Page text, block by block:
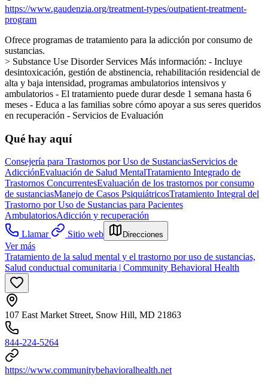
https://www.gaudenzia.org/treatment-types/outpatient-treatment-
program
Ofrece programas de tratamiento para la adicción por consumo de
sustancias.
> Substance Use Disorder Services Más información: - Incluye
desintoxicación, gestión de abstinencia, rehabilitación residencial de
alta y baja intensidad, programas ambulatorios intensivos y
ambulatorios - El tratamiento puede durar desde 1 semana hasta 6
meses - Educa a las familias sobre cómo apoyar a sus seres queridos
en recuperación - Servicios de Evaluación
Qué hay aquí
Consejería para Trastornos por Uso de SustanciasServicios de
AdicciónEvaluación de Salud MentalTratamiento Integrado de
Trastornos ConcurrentesEvaluación de los trastornos por consumo
de sustanciasManejo de Casos PsiquiátricosTratamiento Integral del
Trastorno por Uso de Sustancias para Pacientes
AmbulatoriosAdicción y recuperación
Llamar
Sitio web Direcciones
Ver más
Tratamiento de la salud mental y el trastorno por uso de sustancias,
Salud conductual comunitaria | Community Behavioral Health
107 East Market Street, Snow Hill, MD 21863
844-224-5264
https://www.communitybehavioralhealth.net